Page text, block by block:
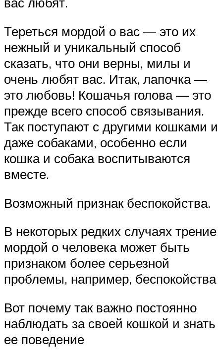
Тереться мордой о вас — это их
нежный и уникальный способ
сказать, что они верны, милы и
очень любят вас. Итак, лапочка —
это любовь! Кошачья голова — это
прежде всего способ связывания.
Так поступают с другими кошками и
даже собаками, особенно если
кошка и собака воспитываются
вместе.
Возможный признак беспокойства.
В некоторых редких случаях трение
мордой о человека может быть
признаком более серьезной
проблемы, например, беспокойства
Вот почему так важно постоянно
наблюдать за своей кошкой и знать
ее поведение